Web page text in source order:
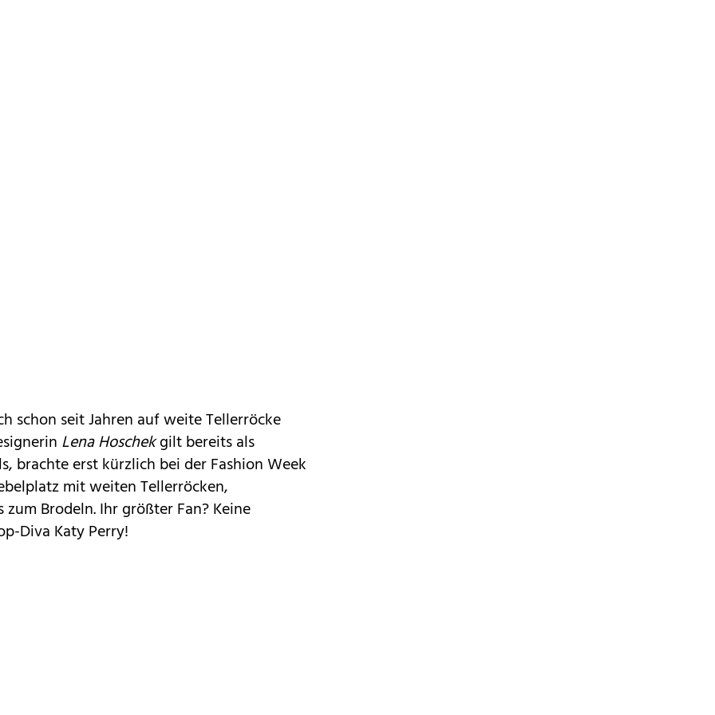
schon seit Jahren auf weite Tellerröcke
Lena Hoschekgilt bereits als
brachte erst kürzlich bei der Fashion Week
mit weiten Tellerröcken,
Brodeln. Ihr größter Fan? Keine
Diva Katy Perry!